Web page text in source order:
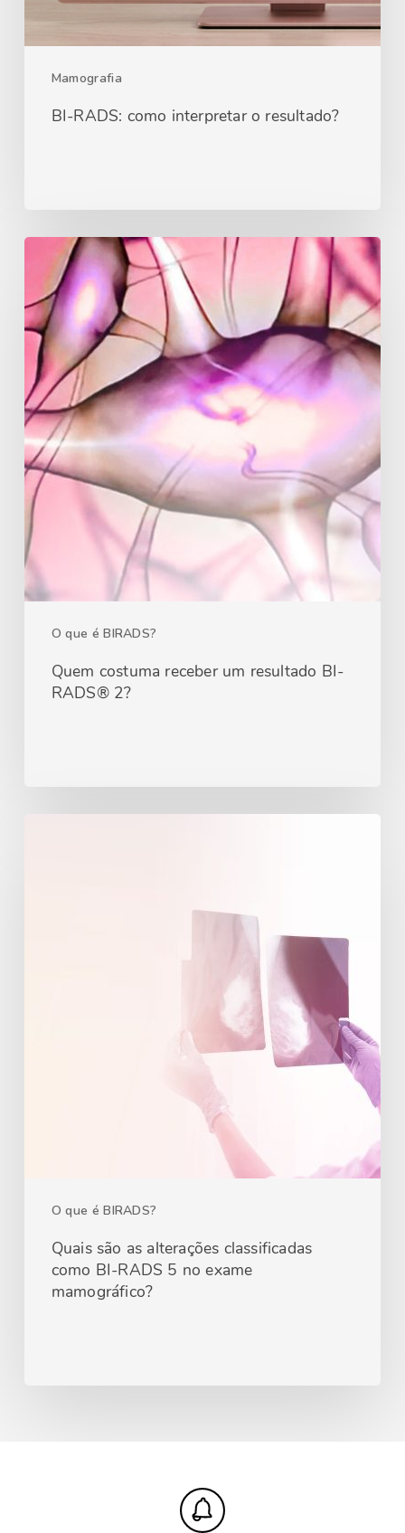
Mamografia
BI-RADS: como interpretar o resultado?
O que é BIRADS?
Quem costuma receber um resultado BI-
RADS® 2?
O que é BIRADS?
Quais são as alterações classificadas
como BI-RADS 5 no exame
mamográfico?